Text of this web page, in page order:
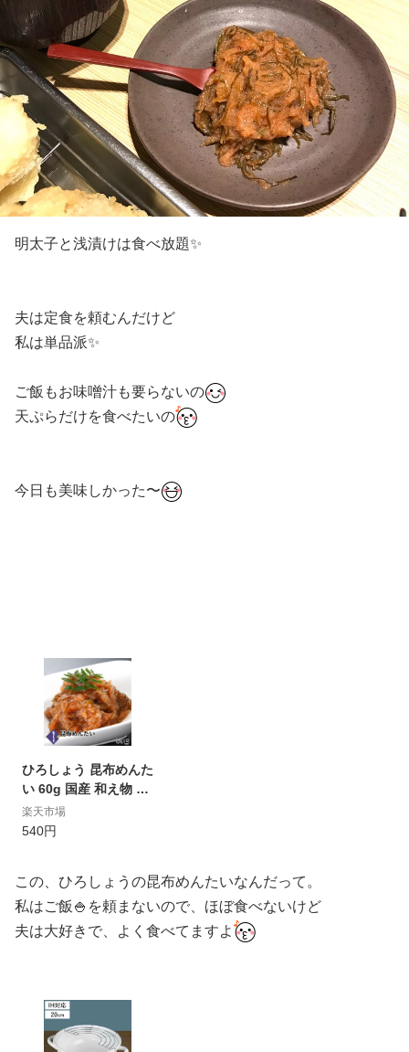
明太子と浅漬けは食べ放題✨
夫は定食を頼むんだけど
私は単品派✨
ご飯もお味噌汁も要らないの
天ぷらだけを食べたいの
今日も美味しかった〜
ひろしょう 昆布めんた
い 60g 国産 和え物 ビ
ールに合う おつまみ
同梱 食品 博多天ぷら
楽天市場
540円
この、ひろしょうの昆布めんたいなんだって。
私はご飯🍚を頼まないので、ほぼ食べないけど
夫は大好きで、よく食べてますよ